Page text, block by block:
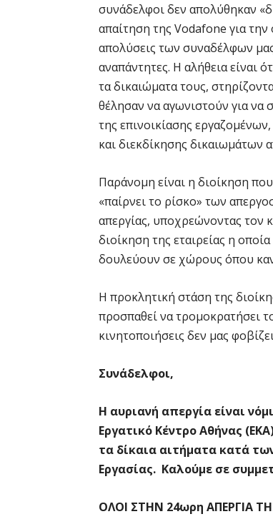
συνάδελφοι δεν απολύθηκαν
απαίτηση της Vodafone για την
απολύσεις των συναδέλφων
αναπάντητες. Η αλήθεια είναι
τα δικαιώματα τους,
θέλησαν να αγωνιστούν για να
της επινοικίασης
και διεκδίκησης δικαιωμάτων
Παράνομη είναι η διοίκηση
«παίρνει το ρίσκο» των
απεργίας, υποχρεώνοντας τον
διοίκηση της εταιρείας η
δουλεύουν σε χώρους όπου
Η προκλητική στάση της
προσπαθεί να τρομοκρατήσει
κινητοποιήσεις δεν μας
Συνάδελφοι,
Η αυριανή απεργία είναι
Εργατικό Κέντρο Αθήνας
τα δίκαια αιτήματα κατά
Εργασίας. Καλούμε σε
ΟΛΟΙ ΣΤΗΝ 24ωρη ΑΠΕΡΓΙΑ